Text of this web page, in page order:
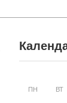
ПН ВТ